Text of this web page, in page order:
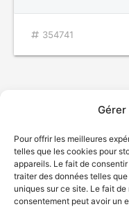
Pour offrir les meilleures
telles que les cookies pour
appareils. Le fait de
traiter des données telles
uniques sur ce site. Le fait
consentement peut avoir un
354741